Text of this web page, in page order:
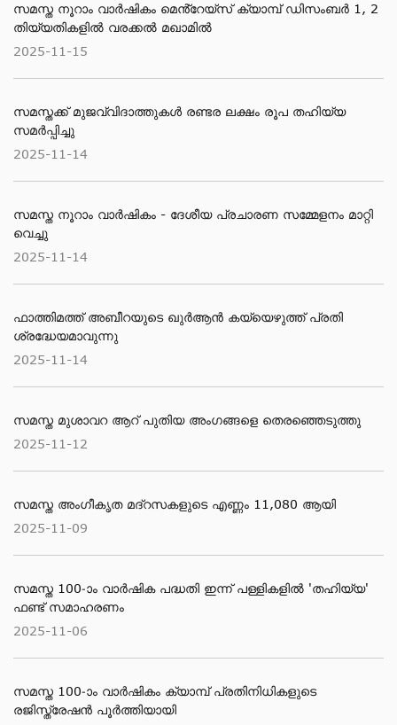
സമസ്ത നൂറാം വാര്‍ഷികം മെൻ്റേയ്സ് ക്യാമ്പ് ഡിസംബര്‍ 1, 2
തിയ്യതികളില്‍ വരക്കല്‍ മഖാമില്‍
2025-11-15
സമസ്തക്ക് മുജവ്വിദാത്തുകൾ രണ്ടര ലക്ഷം രൂപ തഹിയ്യ
സമർപ്പിച്ചു
2025-11-14
സമസ്ത നൂറാം വാര്‍ഷികം - ദേശീയ പ്രചാരണ സമ്മേളനം മാറ്റി
വെച്ചു
2025-11-14
ഫാത്തിമത്ത് അബീറയുടെ ഖുര്‍ആന്‍ കയ്യെഴുത്ത് പ്രതി
ശ്രദ്ധേയമാവുന്നു
2025-11-14
സമസ്ത മുശാവറ ആറ് പുതിയ അംഗങ്ങളെ തെരഞ്ഞെടുത്തു
2025-11-12
സമസ്ത അംഗീകൃത മദ്റസകളുടെ എണ്ണം 11,080 ആയി
2025-11-09
സമസ്ത 100-ാം വാര്‍ഷിക പദ്ധതി ഇന്ന് പള്ളികളില്‍ 'തഹിയ്യ'
ഫണ്ട് സമാഹരണം
2025-11-06
സമസ്ത 100-ാം വാര്‍ഷികം ക്യാമ്പ് പ്രതിനിധികളുടെ
രജിസ്ത്രേഷന്‍ പൂര്‍ത്തിയായി